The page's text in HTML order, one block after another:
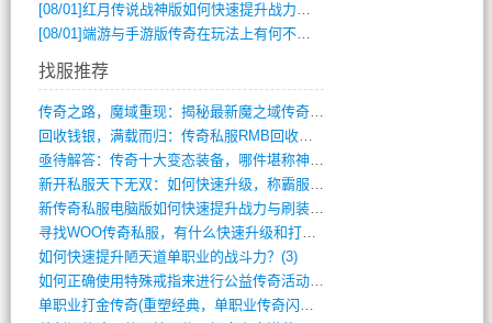
[08/01]红月传说战神版如何快速提升战力？新手攻略全解析？
[08/01]端游与手游版传奇在玩法上有何不同？
找服推荐
传奇之路，魔域重现：揭秘最新魔之域传奇攻(712)
回收钱银，满载而归：传奇私服RMB回收装(548)
亟待解答：传奇十大变态装备，哪件堪称神器(347)
新开私服天下无双：如何快速升级，称霸服务(681)
新传奇私服电脑版如何快速提升战力与刷装备(835)
寻找WOO传奇私服，有什么快速升级和打宝(864)
如何快速提升陋天道单职业的战斗力？(3)
如何正确使用特殊戒指来进行公益传奇活动？(10)
单职业打金传奇(重塑经典，单职业传奇闪耀(10)